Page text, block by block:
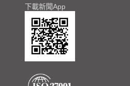
下載新聞App